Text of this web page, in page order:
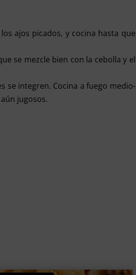
ajos picados, y cocina hasta que
se mezcle bien con la cebolla y el
se integren. Cocina a fuego medio-
jugosos.